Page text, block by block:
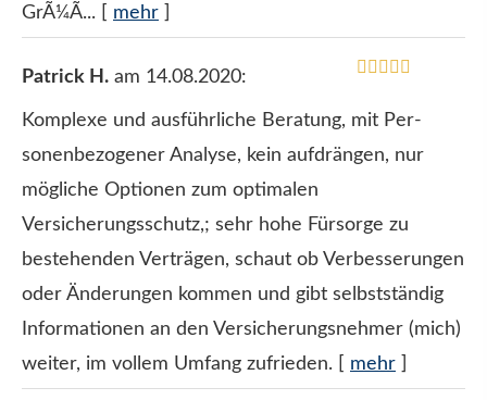
GrÃ¼Ã...
mehr
Patrick H. am 14.08.2020:
Komplexe und ausführliche Beratung, mit Per­
sonenbezogener Analyse, kein aufdrängen, nur
mögliche Optionen zum optimalen
Versicherungsschutz,; sehr hohe Fürsorge zu
bestehenden Verträgen, schaut ob Verbesserungen
oder Änderungen kommen und gibt selbstständig
Informationen an den Versicherungsnehmer (mich)
weiter, im vollem Umfang zufrieden.
mehr